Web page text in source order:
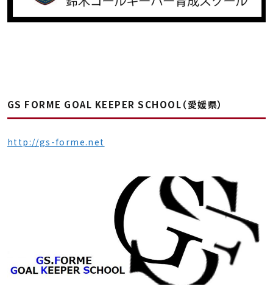
GS FORME GOAL KEEPER SCHOOL（愛媛県）
http://gs-forme.net